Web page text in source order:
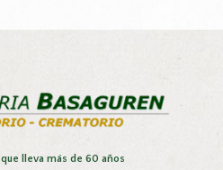
lleva más de 60 años